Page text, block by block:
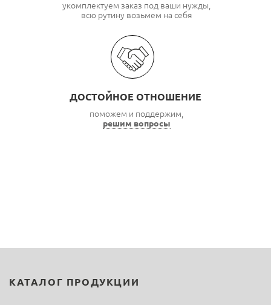
укомплектуем заказ под ваши нужды,
всю рутину возьмем на себя
ДОСТОЙНОЕ ОТНОШЕНИЕ
поможем и поддержим,
решим вопросы
КАТАЛОГ ПРОДУКЦИИ